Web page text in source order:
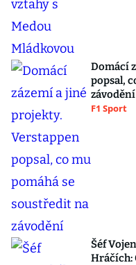
Domácí
popsal,
závodění
F1 Sport
Šéf
Hráčích: